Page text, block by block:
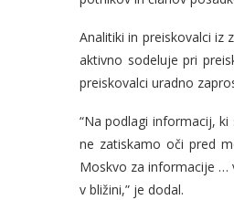
Analitiki in preiskovalci iz
aktivno sodeluje pri
preiskovalci uradno
“Na podlagi informacij,
ne zatiskamo oči pred
Moskvo za informacije …
v bližini,” je dodal.